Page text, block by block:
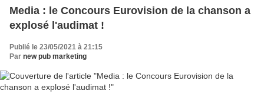
Media : le Concours Eurovision de la chanson a
explosé l'audimat !
Publié le 23/05/2021 à 21:15
Par new pub marketing